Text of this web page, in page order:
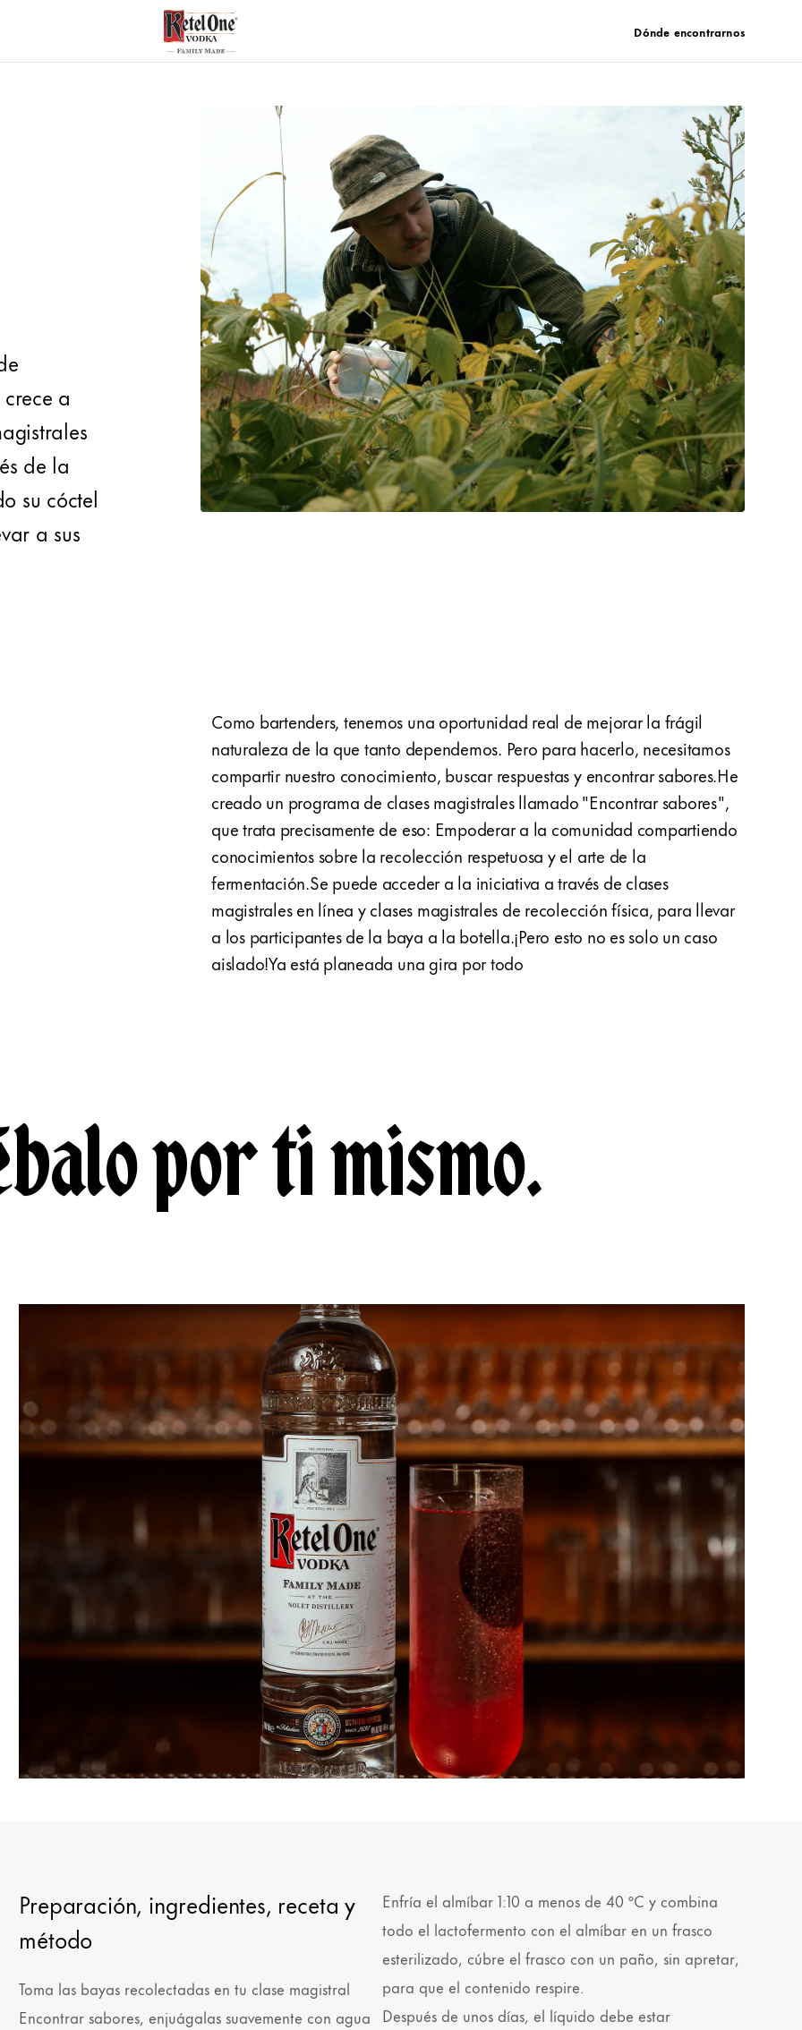
Dónde encontrarnos
a
de la
su cóctel
a sus
Como bartenders, tenemos una oportunidad real de mejorar la frágil
naturaleza de la que tanto dependemos. Pero para hacerlo, necesitamos
compartir nuestro conocimiento, buscar respuestas y encontrar sabores.He
creado un programa de clases magistrales llamado "Encontrar sabores",
que trata precisamente de eso: Empoderar a la comunidad compartiendo
conocimientos sobre la recolección respetuosa y el arte de la
fermentación.Se puede acceder a la iniciativa a través de clases
magistrales en línea y clases magistrales de recolección física, para llevar
a los participantes de la baya a la botella.¡Pero esto no es solo un caso
aislado!Ya está planeada una gira por todo
por ti mismo.
Preparación, ingredientes, receta y
método
Toma las bayas recolectadas en tu clase magistral
Encontrar sabores, enjuágalas suavemente con agua
Enfría el almíbar 1:10 a menos de 40 ºC y combina
todo el lactofermento con el almíbar en un frasco
esterilizado, cúbre el frasco con un paño, sin apretar,
para que el contenido respire.
Después de unos días, el líquido debe estar